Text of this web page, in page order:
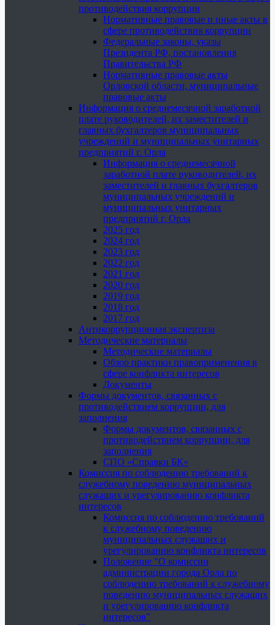
противодействия коррупции
Нормативные правовые и иные акты в
сфере противодействия коррупции
Федеральные законы, указы
Президента РФ, постановления
Правительства РФ
Нормативные правовые акты
Орловской области, муниципальные
правовые акты
Информация о среднемесячной заработной
плате руководителей, их заместителей и
главных бухгалтеров муниципальных
учреждений и муниципальных унитарных
предприятий г. Орла
Информация о среднемесячной
заработной плате руководителей, их
заместителей и главных бухгалтеров
муниципальных учреждений и
муниципальных унитарных
предприятий г. Орла
2025 год
2024 год
2023 год
2022 год
2021 год
2020 год
2019 год
2018 год
2017 год
Антикоррупционная экспертиза
Методические материалы
Методические материалы
Обзор практики правоприменения в
сфере конфликта интересов
Документы
Формы документов, связанных с
противодействием коррупции, для
заполнения
Формы документов, связанных с
противодействием коррупции, для
заполнения
СПО «Справки БК»
Комиссия по соблюдению требований к
служебному поведению муниципальных
служащих и урегулированию конфликта
интересов
Комиссия по соблюдению требований
к служебному поведению
муниципальных служащих и
урегулированию конфликта интересов
Положение "О комиссии
администрации города Орла по
соблюдению требований к служебному
поведению муниципальных служащих
и урегулированию конфликта
интересов"